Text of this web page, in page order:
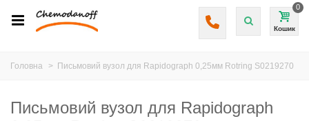
Кошик
0
Головна > Письмовий вузол для Rapidograph 0,25мм Rotring S0219270
Письмовий вузол для Rapidograph